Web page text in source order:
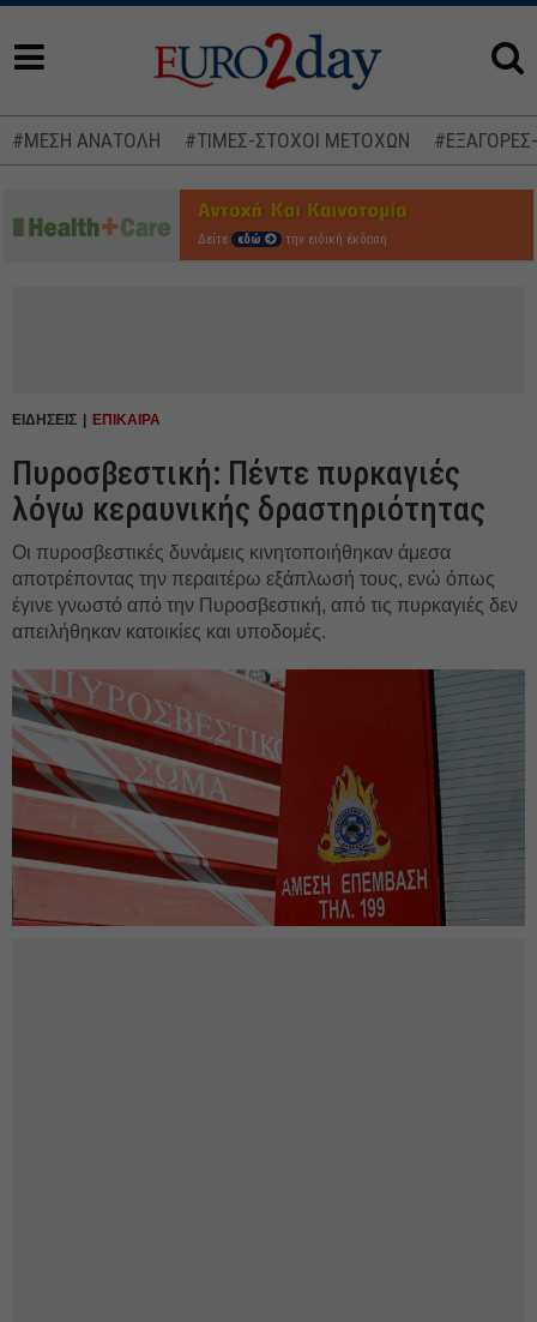
#ΜΕΣΗ ΑΝΑΤΟΛΗ #ΤΙΜΕΣ-ΣΤΟΧΟΙ ΜΕΤΟΧΩΝ
Δείτε εδώ την ειδική έκδοση
ΕΙΔΗΣΕΙΣ ΕΠΙΚΑΙΡΑ
Πυροσβεστική: Πέντε πυρκαγιές
λόγω κεραυνικής δραστηριότητας
Οι πυροσβεστικές δυνάμεις κινητοποιήθηκαν άμεσα
αποτρέποντας την περαιτέρω εξάπλωσή τους, ενώ όπως
έγινε γνωστό από την Πυροσβεστική, από τις πυρκαγιές δεν
απειλήθηκαν κατοικίες και υποδομές. ‎